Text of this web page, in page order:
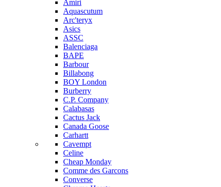
Amiri
Aquascutum
Arc'teryx
Asics
ASSC
Balenciaga
BAPE
Barbour
Billabong
BOY London
Burberry
C.P. Company
Calabasas
Cactus Jack
Canada Goose
Carhartt
Cavempt
Celine
Cheap Monday
Comme des Garcons
Converse